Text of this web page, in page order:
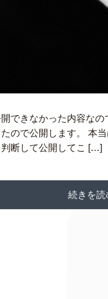
できなかった内容な
ので公開します。 本
断して公開してこ […]
続きを